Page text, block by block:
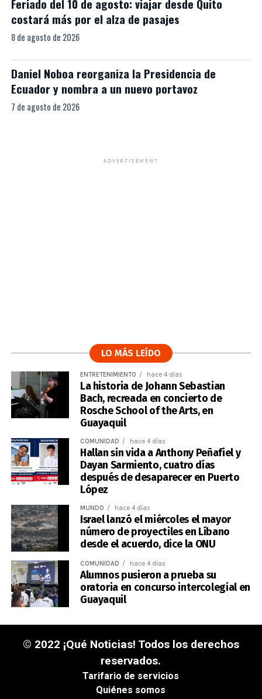
Feriado del 10 de agosto: viajar desde Quito
costará más por el alza de pasajes
8 de agosto de 2026
Daniel Noboa reorganiza la Presidencia de
Ecuador y nombra a un nuevo portavoz
7 de agosto de 2026
ADVERTISEMENT
LO MÁS LEÍDO
ENTRETENIMIENTO hace 4 días
La historia de Johann Sebastian
Bach, recreada en concierto de
Rosche School of the Arts, en
Guayaquil
COMUNIDAD hace 4 días
Hallan sin vida a Anthony Peñafiel y
Dayan Sarmiento, cuatro días
después de desaparecer en Puerto
López
MUNDO hace 4 días
Israel lanzó el miércoles el mayor
número de proyectiles en Líbano
desde el acuerdo, dice la ONU
COMUNIDAD hace 4 días
Alumnos pusieron a prueba su
oratoria en concurso intercolegial en
Guayaquil
© 2022 ¡Qué Noticias! Todos los derechos
reservados.
Tarifario de servicios
Quiénes somos